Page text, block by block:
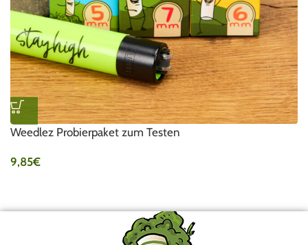
Weedlez Probierpaket zum Testen
9,85€